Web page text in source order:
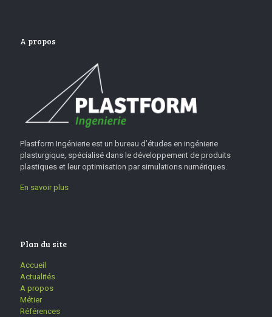
A propos
Plastform Ingénierie est un bureau d’études en ingénierie
plasturgique, spécialisé dans le développement de produits
plastiques et leur optimisation par simulations numériques.
En savoir plus
Plan du site
Accueil
Actualités
A propos
Métier
Références